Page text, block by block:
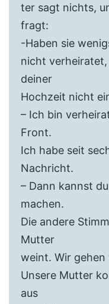
ter sagt nichts,
fragt:
-Haben sie
nicht
deiner
Hochzeit nicht
– Ich bin
Front.
Ich habe seit
Nachricht.
– Dann kannst
machen.
Die andere
Mutter
weint. Wir
Unsere Mutter
aus